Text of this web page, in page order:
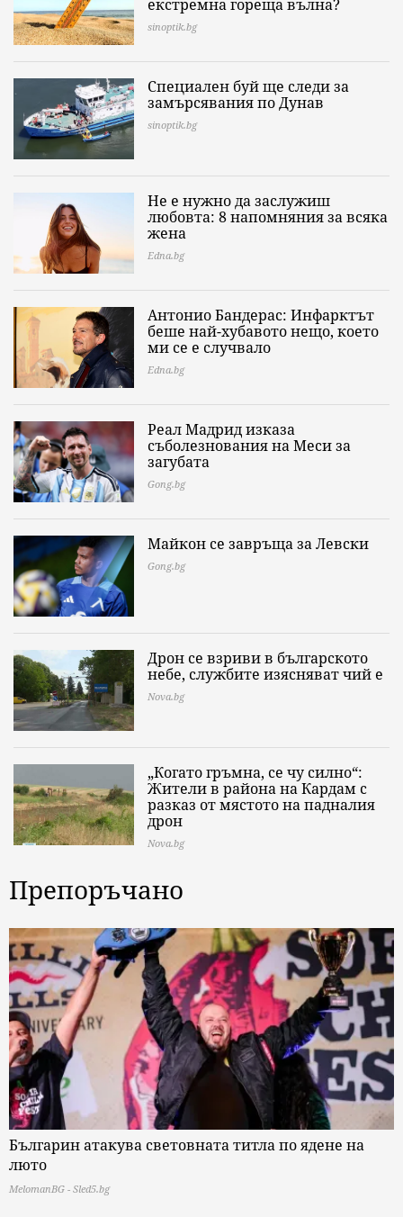
екстремна гореща вълна?
sinoptik.bg
Специален буй ще следи за
замърсявания по Дунав
sinoptik.bg
Не е нужно да заслужиш
любовта: 8 напомняния за всяка
жена
Edna.bg
Антонио Бандерас: Инфарктът
беше най-хубавото нещо, което
ми се е случвало
Edna.bg
Реал Мадрид изказа
съболезнования на Меси за
загубата
Gong.bg
Майкон се завръща за Левски
Gong.bg
Дрон се взриви в българското
небе, службите изясняват чий е
Nova.bg
„Когато гръмна, се чу силно“:
Жители в района на Кардам с
разказ от мястото на падналия
дрон
Nova.bg
Препоръчано
Българин атакува световната титла по ядене на
люто
MelomanBG - Sled5.bg